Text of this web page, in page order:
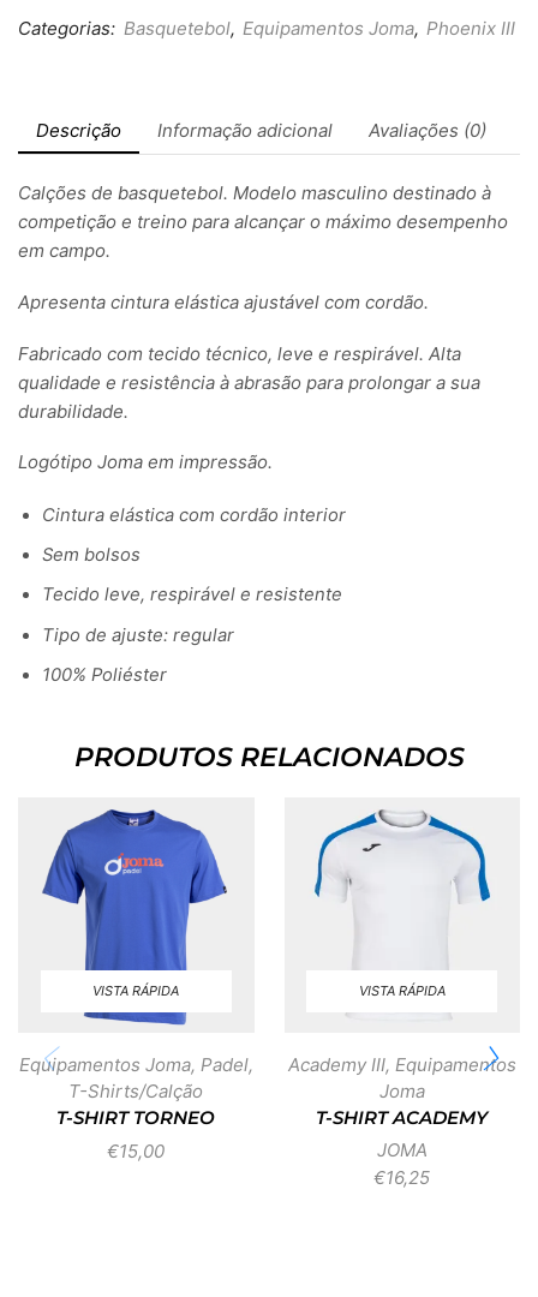
Categorias: Basquetebol, Equipamentos Joma, Phoenix III
Descrição Informação adicional Avaliações (0)
Calções de basquetebol. Modelo masculino destinado à
competição e treino para alcançar o máximo desempenho
em campo.
Apresenta cintura elástica ajustável com cordão.
Fabricado com tecido técnico, leve e respirável. Alta
qualidade e resistência à abrasão para prolongar a sua
durabilidade.
Logótipo Joma em impressão.
Cintura elástica com cordão interior
Sem bolsos
Tecido leve, respirável e resistente
Tipo de ajuste: regular
100% Poliéster
PRODUTOS RELACIONADOS
VISTA RÁPIDA
Equipamentos Joma, Padel,
T-Shirts/Calção
T-SHIRT TORNEO
€15,00
VISTA RÁPIDA
Academy III, Equipamentos
Joma
T-SHIRT ACADEMY
JOMA
€16,25